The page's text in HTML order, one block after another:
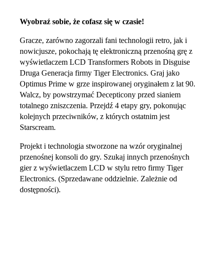
Wyobraź sobie, że cofasz się w czasie!
Gracze, zarówno zagorzali fani technologii retro, jak i
nowicjusze, pokochają tę elektroniczną przenośną grę z
wyświetlaczem LCD Transformers Robots in Disguise
Druga Generacja firmy Tiger Electronics. Graj jako
Optimus Prime w grze inspirowanej oryginałem z lat 90.
Walcz, by powstrzymać Decepticony przed sianiem
totalnego zniszczenia. Przejdź 4 etapy gry, pokonując
kolejnych przeciwników, z których ostatnim jest
Starscream.
Projekt i technologia stworzone na wzór oryginalnej
przenośnej konsoli do gry. Szukaj innych przenośnych
gier z wyświetlaczem LCD w stylu retro firmy Tiger
Electronics. (Sprzedawane oddzielnie. Zależnie od
dostępności).